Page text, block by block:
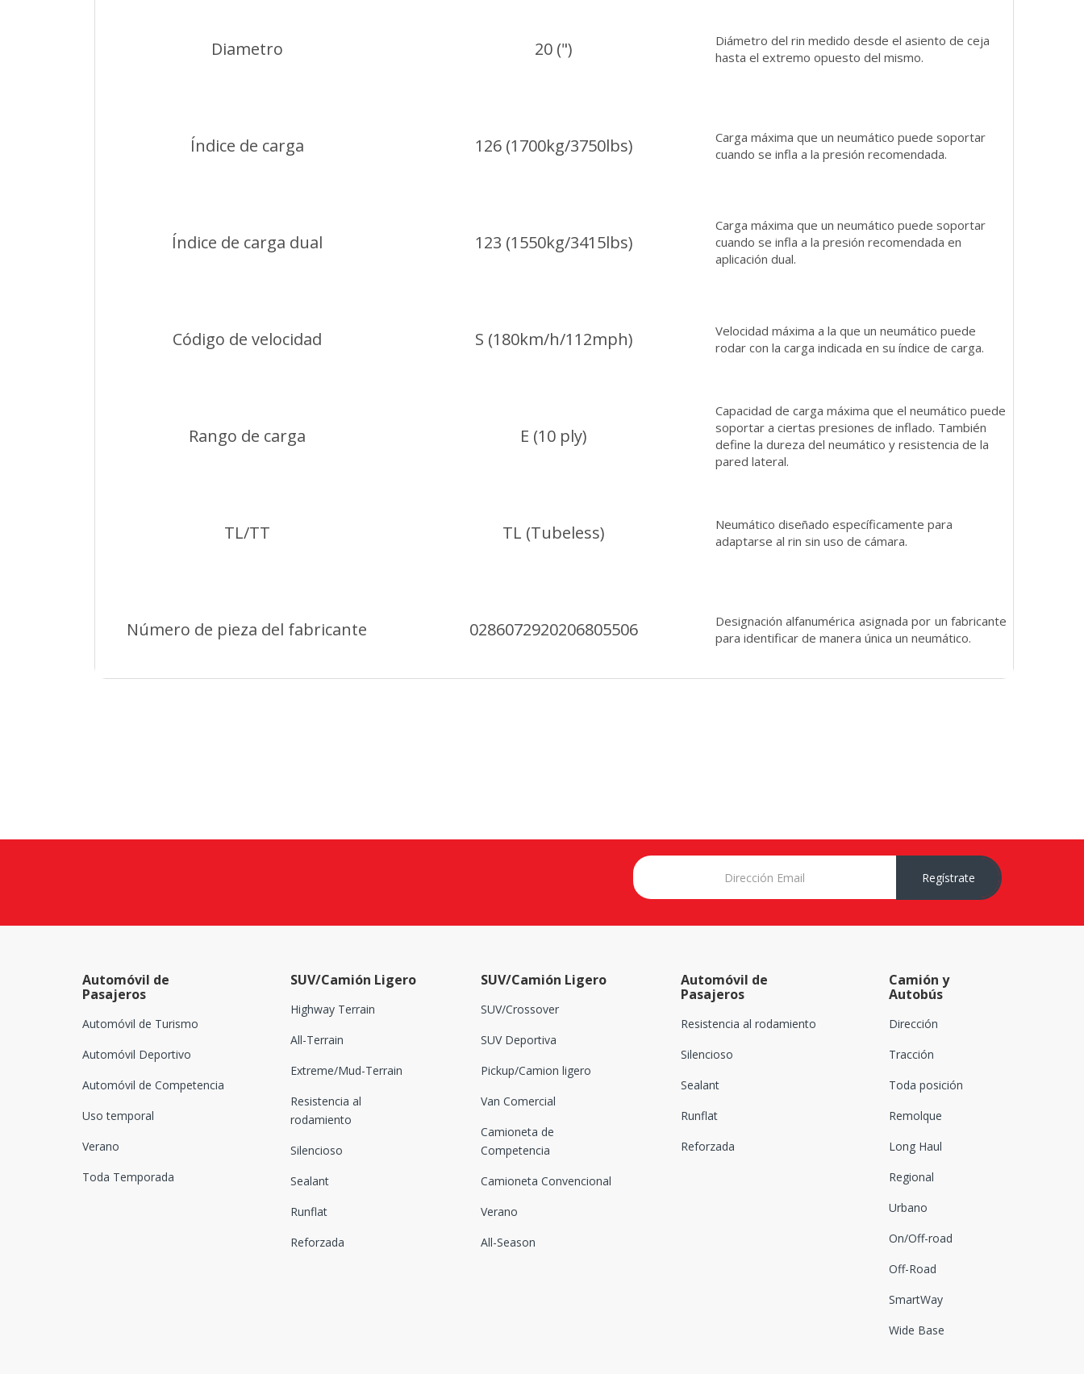
Diametro 20 (")
Diámetro del rin medido desde el asiento de ceja
hasta el extremo opuesto del mismo.
Índice de carga 126 (1700kg/3750lbs)
Carga máxima que un neumático puede soportar
cuando se infla a la presión recomendada.
Índice de carga dual 123 (1550kg/3415lbs)
Carga máxima que un neumático puede soportar
cuando se infla a la presión recomendada en
aplicación dual.
Código de velocidad S (180km/h/112mph)
Velocidad máxima a la que un neumático puede
rodar con la carga indicada en su índice de carga.
Rango de carga E (10 ply)
Capacidad de carga máxima que el neumático puede
soportar a ciertas presiones de inflado. También
define la dureza del neumático y resistencia de la
pared lateral.
TL/TT TL (Tubeless)
Neumático diseñado específicamente para
adaptarse al rin sin uso de cámara.
Número de pieza del fabricante 0286072920206805506
Designación alfanumérica asignada por un fabricante
para identificar de manera única un neumático.
Regístrate
Automóvil de
Pasajeros
Automóvil de Turismo
Automóvil Deportivo
Automóvil de Competencia
Uso temporal
Verano
Toda Temporada
SUV/Camión Ligero
Highway Terrain
All-Terrain
Extreme/Mud-Terrain
Resistencia al
rodamiento
Silencioso
Sealant
Runflat
Reforzada
SUV/Camión Ligero
SUV/Crossover
SUV Deportiva
Pickup/Camion ligero
Van Comercial
Camioneta de
Competencia
Camioneta Convencional
Verano
All-Season
Automóvil de
Pasajeros
Resistencia al rodamiento
Silencioso
Sealant
Runflat
Reforzada
Camión y
Autobús
Dirección
Tracción
Toda posición
Remolque
Long Haul
Regional
Urbano
On/Off-road
Off-Road
SmartWay
Wide Base